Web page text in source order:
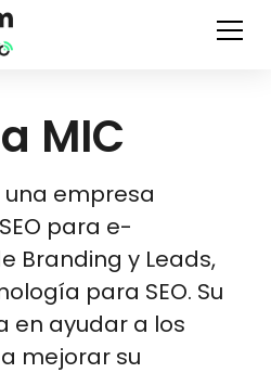
MIC
una empresa
para e-
Branding y Leads,
para SEO. Su
en ayudar a los
mejorar su